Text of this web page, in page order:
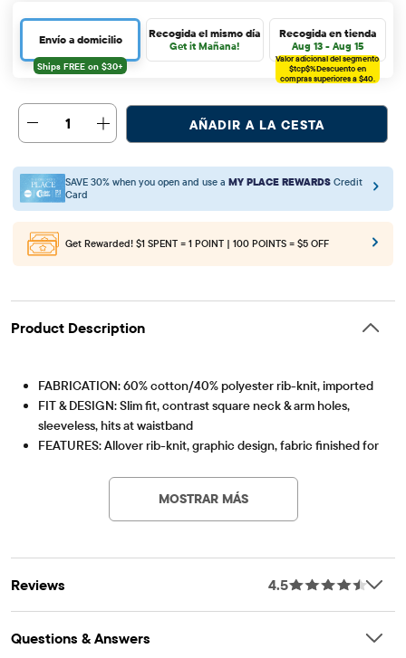
Envío a domicilio Recogida el mismo día
Get it Mañana!
Recogida en tienda
Aug 13 - Aug 15
Valor adicional del segmento
$tcp$%Descuento en
compras superiores a $40.
1 AÑADIR A LA CESTA
SAVE 30% when you open and use a MY PLACE REWARDS Credit
Card
Get Rewarded! $1 SPENT = 1 POINT | 100 POINTS = $5 OFF
Product Description
FABRICATION: 60% cotton/40% polyester rib-knit, imported
FIT & DESIGN: Slim fit, contrast square neck & arm holes,
sleeveless, hits at waistband
FEATURES: Allover rib-knit, graphic design, fabric finished for
NOTE: For a more relaxed fit, please size up.
MOSTRAR MÁS
Reviews 4.5
Questions & Answers